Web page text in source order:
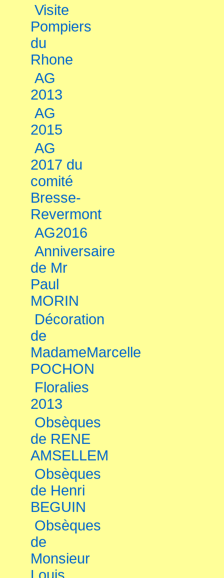
Visite
Pompiers
du
Rhone
AG
2013
AG
2015
AG
2017 du
comité
Bresse-
Revermont
AG2016
Anniversaire
de Mr
Paul
MORIN
Décoration
de
MadameMarcelle
POCHON
Floralies
2013
Obsèques
de RENE
AMSELLEM
Obsèques
de Henri
BEGUIN
Obsèques
de
Monsieur